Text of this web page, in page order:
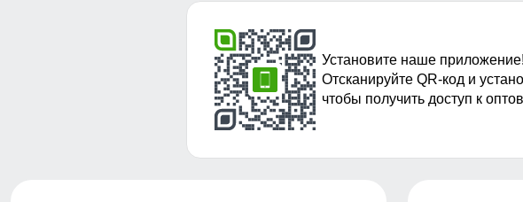
Установите наше приложение!
Отсканируйте QR-код и
чтобы получить доступ к